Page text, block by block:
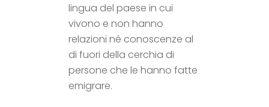
lingua del paese in cui
vivono e non hanno
relazioni né conoscenze al
di fuori della cerchia di
persone che le hanno fatte
emigrare.